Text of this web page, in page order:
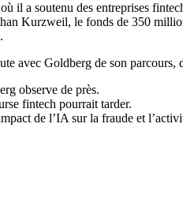
il a soutenu des entreprises
Kurzweil, le fonds de 350
avec Goldberg de son parcours,
observe de près.
fintech pourrait tarder.
de l’IA sur la fraude et